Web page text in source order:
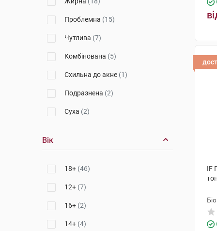
Проблемна (15)
Чутлива (7)
Комбінована (5)
Схильна до акне (1)
Подразнена (2)
Суха (2)
Вік
18+ (46)
12+ (7)
16+ (2)
14+ (4)
IF